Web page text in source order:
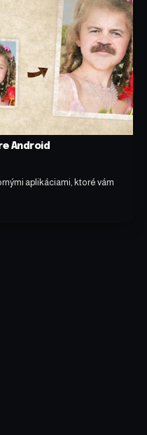
Android
aplikáciami, ktoré vám